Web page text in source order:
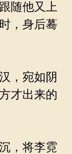
随他又上
，身后蓦
，宛如阴
才出来的
，将李霓